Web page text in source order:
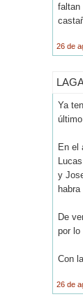
faltan
26 de
Ya
En el
y
De
por lo
Con
26 de